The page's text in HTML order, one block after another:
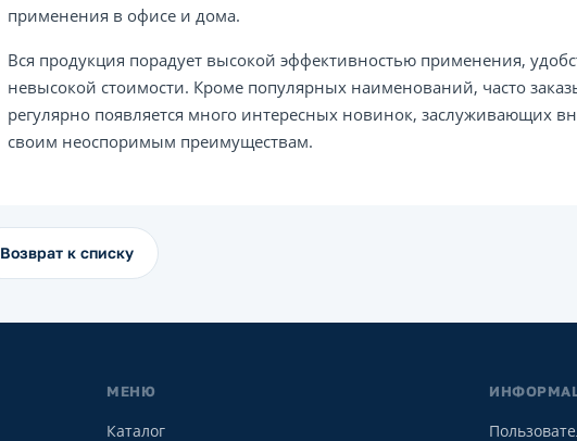
применения в офисе и дома.
Вся продукция порадует высокой эффективностью применения,
невысокой стоимости. Кроме популярных наименований, часто
регулярно появляется много интересных новинок, заслуживающих
своим неоспоримым преимуществам.
Возврат к списку
МЕНЮ
Каталог